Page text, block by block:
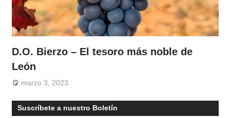
D.O. Bierzo – El tesoro más noble de
León
marzo 3, 2023
Suscríbete a nuestro Boletín